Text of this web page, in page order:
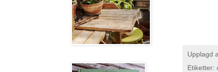
Upplagd
Etiketter: